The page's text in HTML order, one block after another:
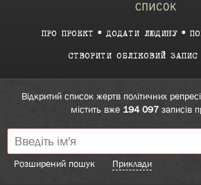
ПРО ПРОЕКТ ДОДАТИ ЛЮДИНУ
СТВОРИТИ ОБЛІКОВИЙ ЗАПИС
Відкритий список жертв політичних
містить вже 194 097записів
Розширений пошук Приклади